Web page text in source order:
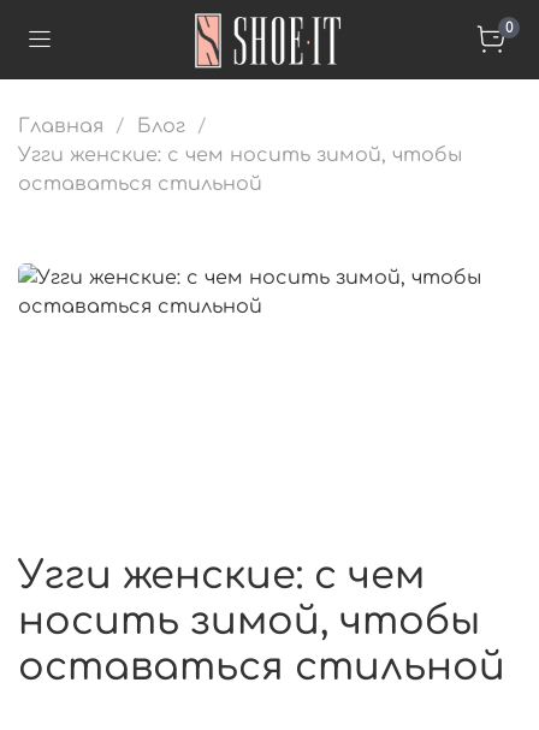
0
Главная
Блог
Угги женские: с чем носить зимой, чтобы
оставаться стильной
Угги женские: с чем
носить зимой, чтобы
оставаться стильной